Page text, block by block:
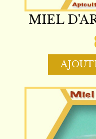
MIEL